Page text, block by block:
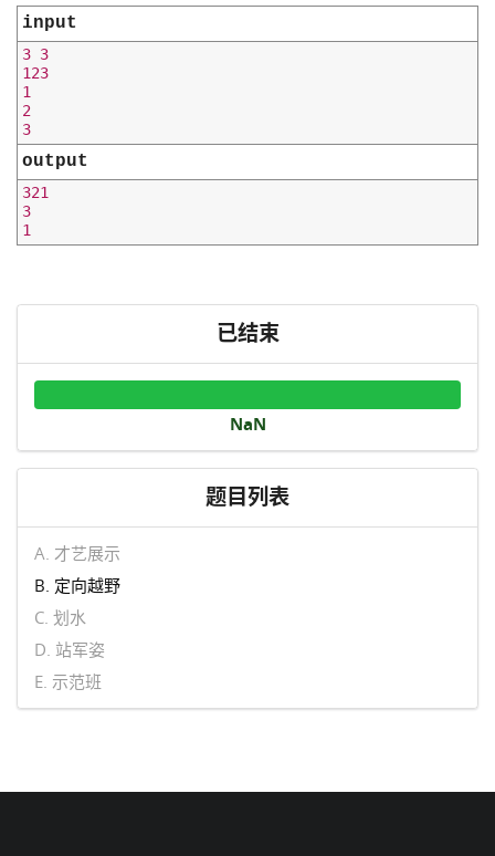
input
3 3
123
1
2
3
output
321
3
1
已结束
NaN
题目列表
A. 才艺展示
B. 定向越野
C. 划水
D. 站军姿
E. 示范班